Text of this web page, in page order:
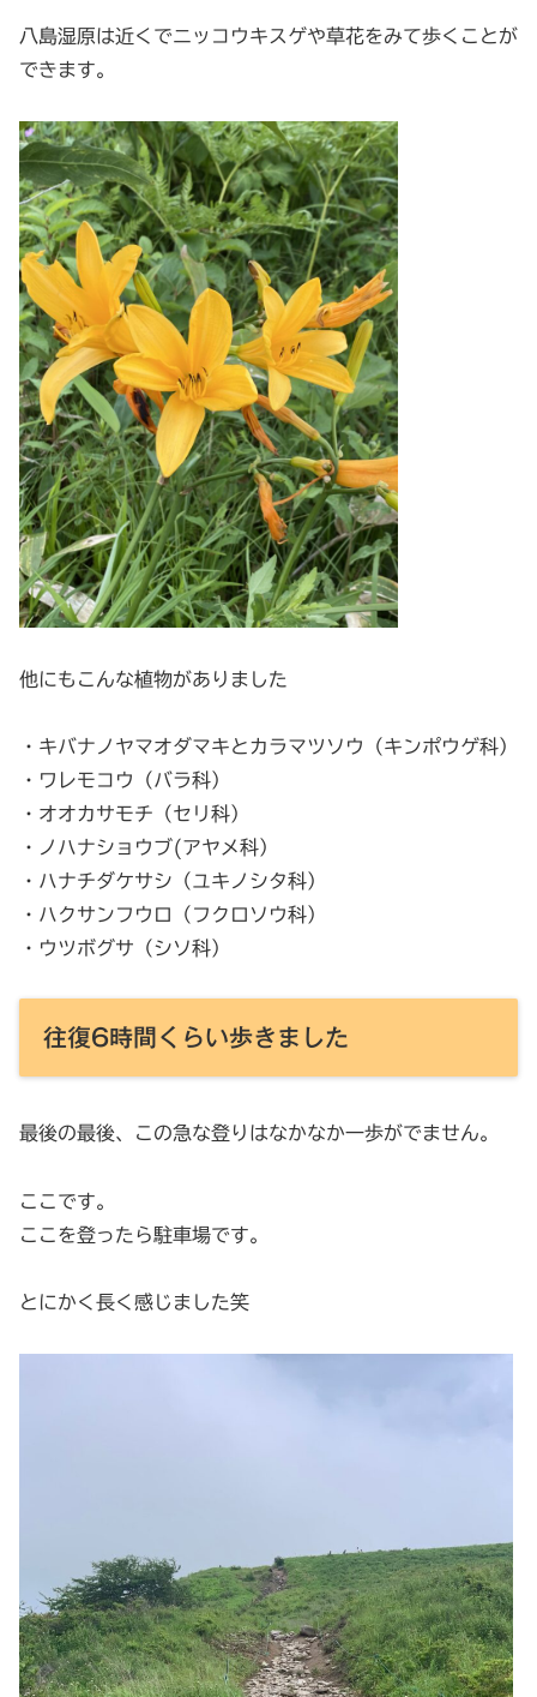
八島湿原は近くでニッコウキスゲや草花をみて歩くことが
できます。
他にもこんな植物がありました
・キバナノヤマオダマキとカラマツソウ（キンポウゲ科）
・ワレモコウ（バラ科）
・オオカサモチ（セリ科）
・ノハナショウブ(アヤメ科）
・ハナチダケサシ（ユキノシタ科）
・ハクサンフウロ（フクロソウ科）
・ウツボグサ（シソ科）
往復6時間くらい歩きました
最後の最後、この急な登りはなかなか一歩がでません。
ここです。
ここを登ったら駐車場です。
とにかく長く感じました笑